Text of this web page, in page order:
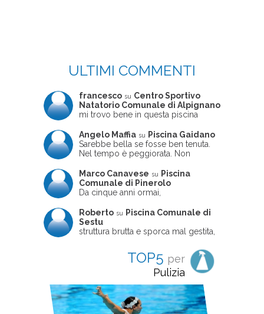
ULTIMI COMMENTI
francesco su Centro Sportivo
Natatorio Comunale di Alpignano
mi trovo bene in questa piscina
Angelo Maffia su
Piscina Gaidano
Sarebbe bella se fosse ben tenuta.
Nel tempo è peggiorata. Non
ne usciva insieme a me non ha
ritrovato le sue scarpe! Peccato
perché potrebbe essere un'ottima
frequentata non magnificamente
Marco Canavese su
Piscina
Comunale di Pinerolo
Da cinque anni ormai,
pomeriggio trascorro cinque-sei ore
in questa magnifica piscina con i miei
due figli che sono letteralmente
piccola, un po' in vasca grande, negli
spazi riservati al nuoto libero,
giochiamo, nuotiamo e facciamo
apnea insieme (sono stato assistente
bagnanti ed istruttore di nuoto in
gioventù, ora lo faccio per loro
Roberto su
Piscina Comunale di
Sestu
struttura brutta e sporca mal gestita,
poco professionale. la sconsiglio a
tutti coloro che amano le cose fatte
seriamente poiché é tutto
TOP5 per
Pulizia